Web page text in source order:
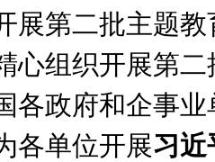
展第二批主题
心组织开展第
各政府和企事
各单位开展习近